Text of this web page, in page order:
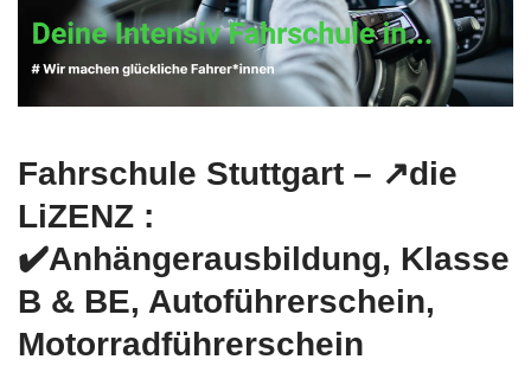
Fahrschule Stuttgart – ↗️die
LiZENZ :
✔️Anhängerausbildung, Klasse
B & BE, Autoführerschein,
Motorradführerschein